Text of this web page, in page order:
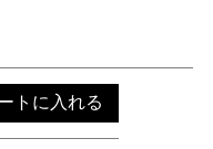
トに入れる